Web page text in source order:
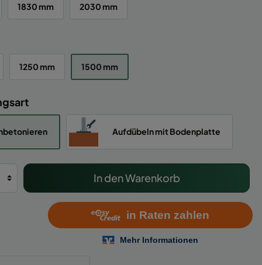
1830 mm 2030 mm
1250 mm 1500 mm
Aufdübeln mit Bodenplatte
In den Warenkorb